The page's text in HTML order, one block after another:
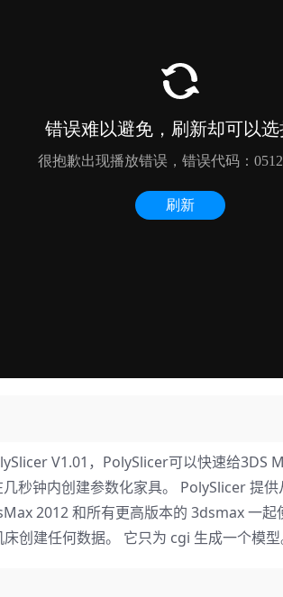
V1.01，PolySlicer可以快速给3DS
秒钟内创建参数化家具。 PolySlicer 提
2012 和所有更高版本的 3dsmax 一
创建任何数据。 它只为 cgi 生成一个模型